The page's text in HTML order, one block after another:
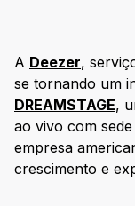
A Deezer,
se tornando um
DREAMSTAGE,
ao vivo com
empresa
crescimento e